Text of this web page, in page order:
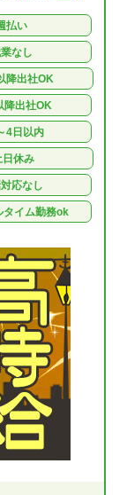
払い
なし
降出社OK
降出社OK
4日以内
日休み
応なし
タイム勤務ok